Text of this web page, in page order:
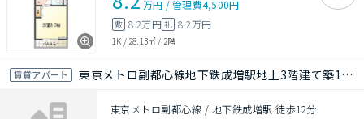
万円 /管理費4,500円
敷 8.2万円礼 8.2万円
1K /28.13㎡ / 2階
賃貸アパート 東京メトロ副都心線地下鉄成増駅地上3階建て築1年未満
東京メトロ副都心線 / 地下鉄成増駅 徒歩12分